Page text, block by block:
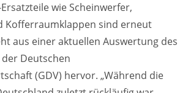
wie Scheinwerfer,
Kofferraumklappen sind erneut
aus einer aktuellen Auswertung des
Deutschen
(GDV) hervor. „Während die